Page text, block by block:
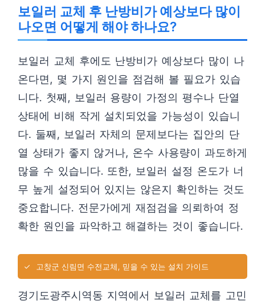
보일러 교체 후 난방비가 예상보다 많이
나오면 어떻게 해야 하나요?
보일러 교체 후에도 난방비가 예상보다 많이 나
온다면, 몇 가지 원인을 점검해 볼 필요가 있습
니다. 첫째, 보일러 용량이 가정의 평수나 단열
상태에 비해 작게 설치되었을 가능성이 있습니
다. 둘째, 보일러 자체의 문제보다는 집안의 단
열 상태가 좋지 않거나, 온수 사용량이 과도하게
많을 수 있습니다. 또한, 보일러 설정 온도가 너
무 높게 설정되어 있지는 않은지 확인하는 것도
중요합니다. 전문가에게 재점검을 의뢰하여 정
확한 원인을 파악하고 해결하는 것이 좋습니다.
✓ 고창군 신림면 수전교체, 믿을 수 있는 설치 가이드
경기도광주시역동 지역에서 보일러 교체를 고민